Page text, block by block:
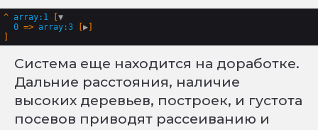
^ array:1 [▼
0 => array:3 [▶
Система еще находится на доработке.
Дальние расстояния, наличие
высоких деревьев, построек, и густота
посевов приводят рассеиванию и